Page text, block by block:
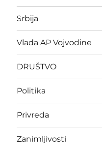
Srbija
Vlada AP Vojvodine
DRUŠTVO
Politika
Privreda
Zanimljivosti